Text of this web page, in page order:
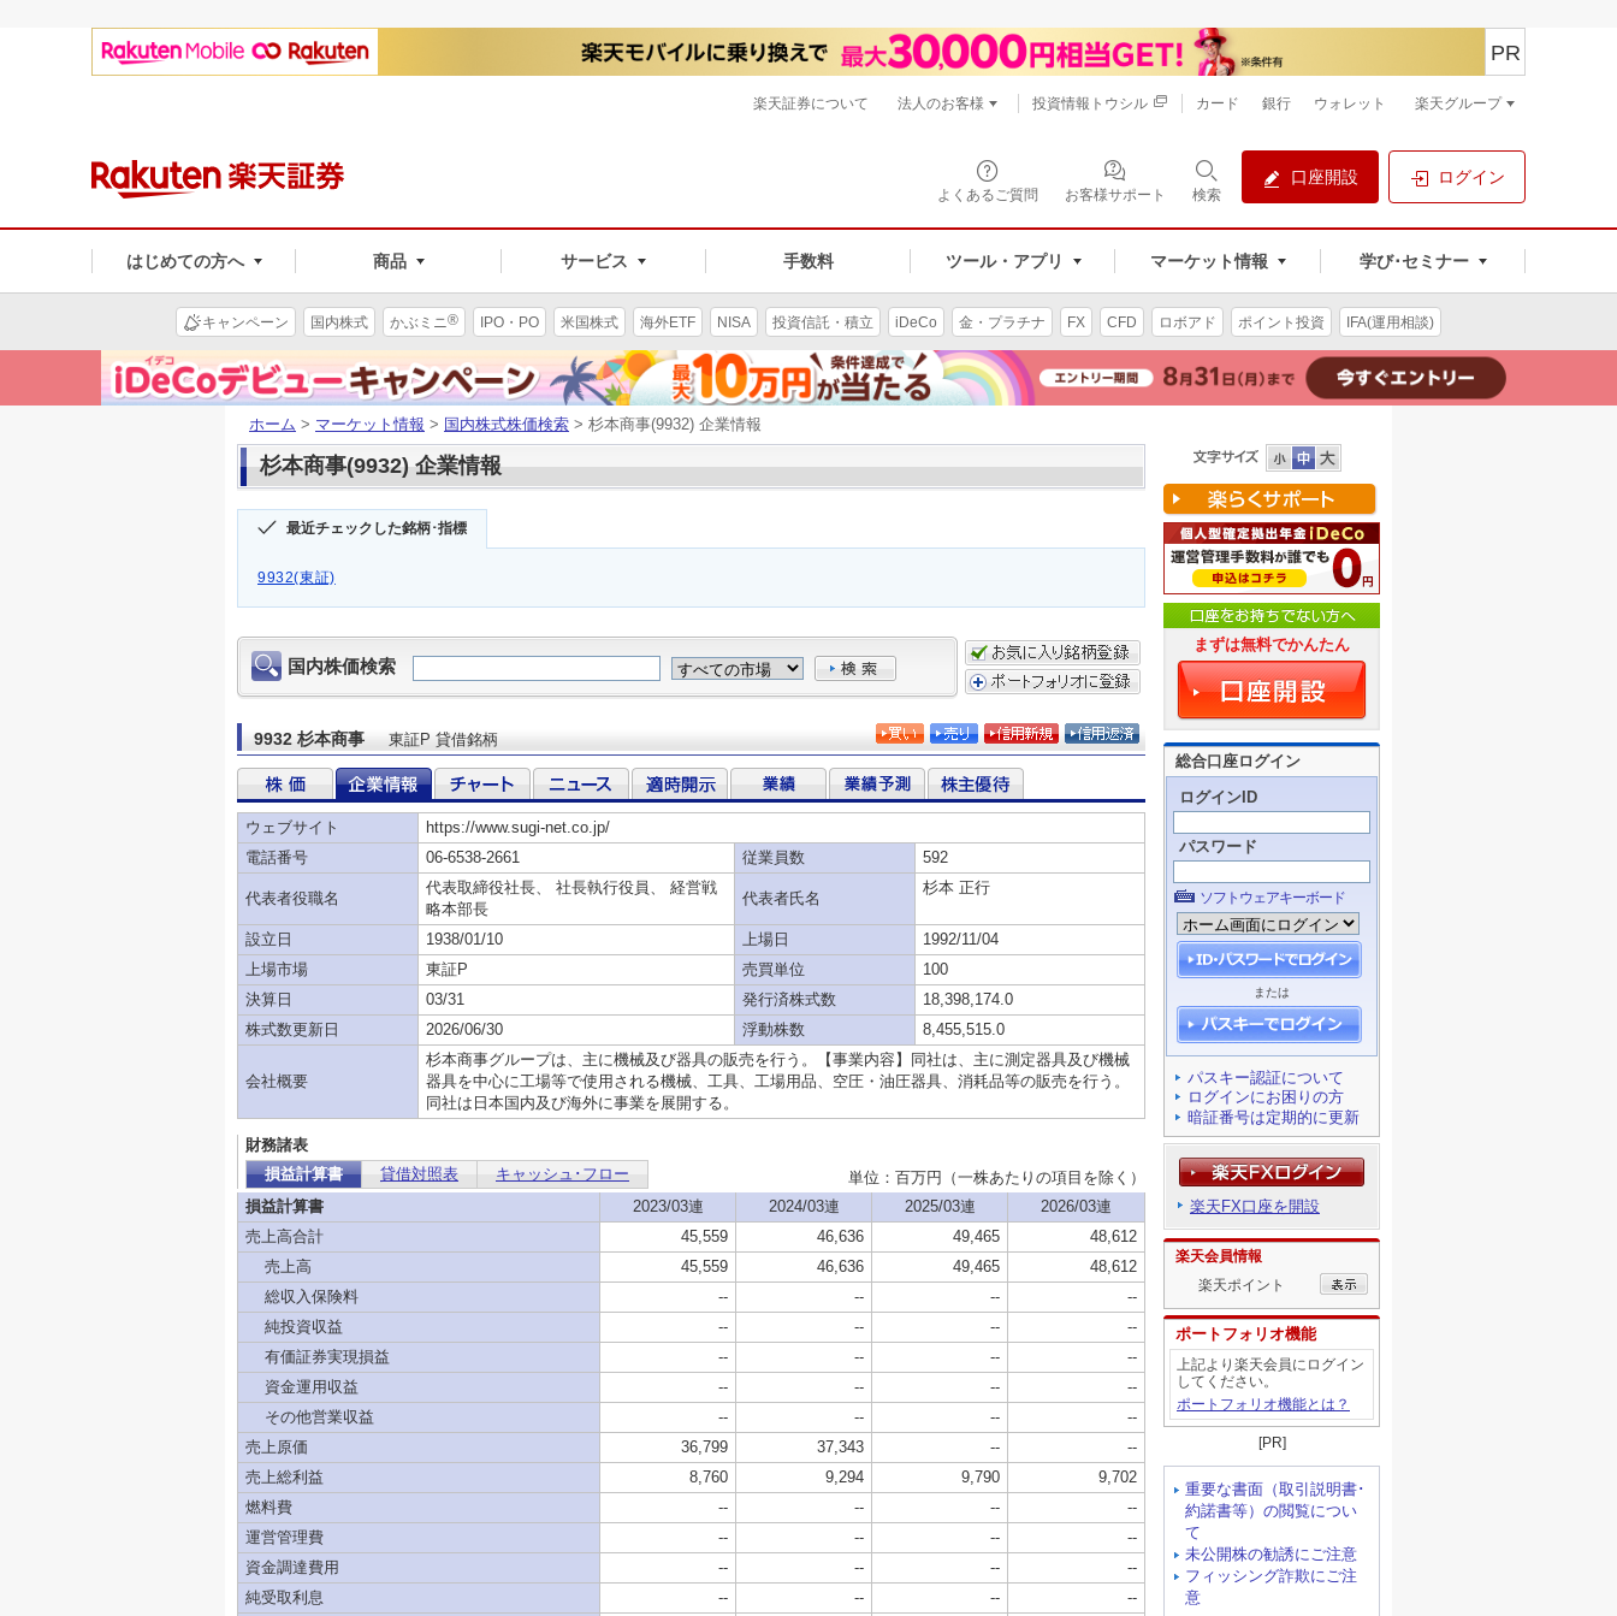
よくあるご質問 お客様サポート 検索
口座開設 ログイン
はじめての方へ 商品 サービス 手数料 ツール・アプリ マーケット情報 学び･セミナー
PR
楽天証券について 法人のお客様 投資情報トウシル カード 銀行 ウォレット 楽天グループ
キャンペーン 国内株式 かぶミニ® IPO・PO 米国株式 海外ETF NISA 投資信託・積立 iDeCo 金・プラチナ FX CFD ロボアド ポイント投資 IFA(運用相談)
ホーム > マーケット情報 > 国内株式株価検索 > 杉本商事(9932) 企業情報
杉本商事(9932) 企業情報
最近チェックした銘柄･指標
9932(東証)
まずは無料でかんたん
総合口座ログイン
ログインID
パスワード
ソフトウェアキーボード
または
パスキー認証について
ログインにお困りの方
暗証番号は定期的に更新
楽天FX口座を開設
楽天会員情報
楽天ポイント
ポートフォリオ機能
上記より楽天会員にログイン
してください。
ポートフォリオ機能とは？
[PR]
重要な書面（取引説明書･
約諾書等）の閲覧につい
て
未公開株の勧誘にご注意
フィッシング詐欺にご注
意